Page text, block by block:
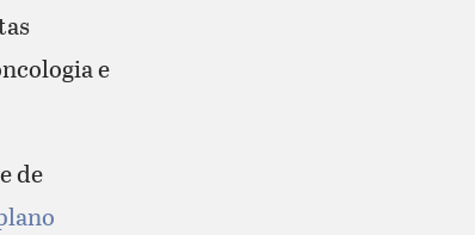
e
de